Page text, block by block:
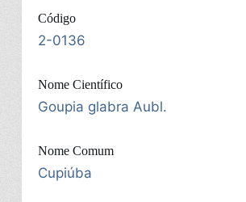
Código
2-0136
Nome Científico
Goupia glabra Aubl.
Nome Comum
Cupiúba